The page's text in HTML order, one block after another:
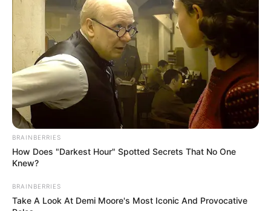
BRAINBERRIES
How Does "Darkest Hour" Spotted Secrets That No One
Knew?
BRAINBERRIES
Take A Look At Demi Moore's Most Iconic And Provocative